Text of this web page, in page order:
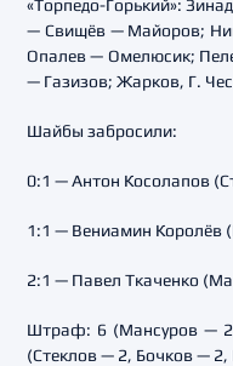
«Торпедо-Горький»:
— Свищёв — Майоров;
Опалев — Омелюсик;
— Газизов; Жарков, Г.
Шайбы забросили:
0:1 — Антон Косолапов
1:1 — Вениамин Королёв
2:1 — Павел Ткаченко
Штраф: 6 (Мансуров —
(Стеклов — 2, Бочков —